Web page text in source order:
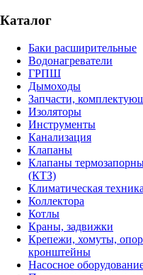
Каталог
Баки расширительные
Водонагреватели
ГРПШ
Дымоходы
Запчасти,
Изоляторы
Инструменты
Канализация
Клапаны
Клапаны
(КТЗ)
Климатическая техника
Коллектора
Котлы
Краны, задвижки
Крепежи, хомуты,
кронштейны
Насосное